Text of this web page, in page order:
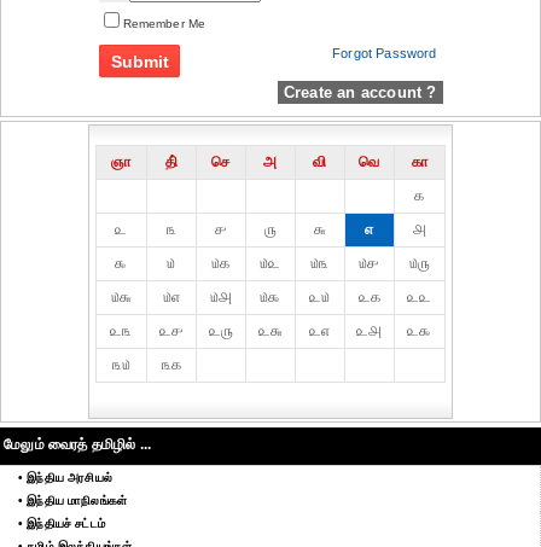
Remember Me
Forgot Password
Create an account ?
ஞா தி் செ அ வி வெ
கா
௧
௨
௩ ௪ ௫ ௬ ௭
௮
௯
௰ ௰௧ ௰௨ ௰௩ ௰௪
௰௫
௰௬
௰௭ ௰௮ ௰௯ ௨௰ ௨௧
௨௨
௨௩
௨௪ ௨௫ ௨௬ ௨௭ ௨௮
௨௯
௩௰
௩௧
மேலும் வைரத் தமிழில் ...
• இந்திய அரசியல்
• இந்திய மாநிலங்கள்
• இந்தியச் சட்டம்